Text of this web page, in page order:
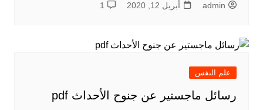
admin أبريل 12, 2020 1
علم النفس
رسائل ماجستير عن جنوح الأحداث pdf